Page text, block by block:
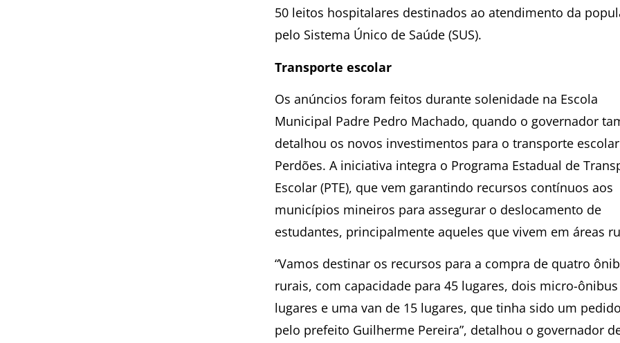
50 leitos hospitalares destinados ao atendimento da
pelo Sistema Único de Saúde (SUS).
Transporte escolar
Os anúncios foram feitos durante solenidade na Escola
Municipal Padre Pedro Machado, quando o governador
detalhou os novos investimentos para o transporte
Perdões. A iniciativa integra o Programa Estadual de
Escolar (PTE), que vem garantindo recursos contínuos aos
municípios mineiros para assegurar o deslocamento de
estudantes, principalmente aqueles que vivem em áreas
“Vamos destinar os recursos para a compra de quatro
rurais, com capacidade para 45 lugares, dois micro-ônibus
lugares e uma van de 15 lugares, que tinha sido um
pelo prefeito Guilherme Pereira”, detalhou o governador